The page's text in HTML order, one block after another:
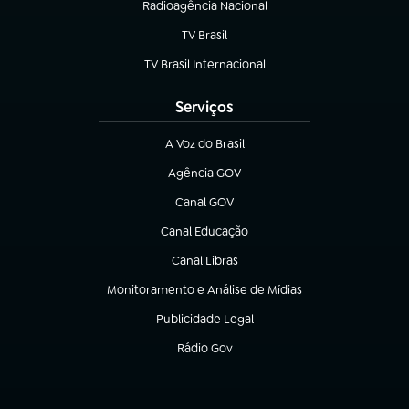
Radioagência Nacional
(abre em nova aba)
TV Brasil
(abre em nova aba)
TV Brasil Internacional
(abre em nova aba)
Serviços
A Voz do Brasil
(abre em nova aba)
Agência GOV
(abre em nova aba)
Canal GOV
(abre em nova aba)
Canal Educação
(abre em nova aba)
Canal Libras
(abre em nova aba)
Monitoramento e Análise de Mídias
(abre em nova aba)
Publicidade Legal
(abre em nova aba)
Rádio Gov
(abre em nova aba)